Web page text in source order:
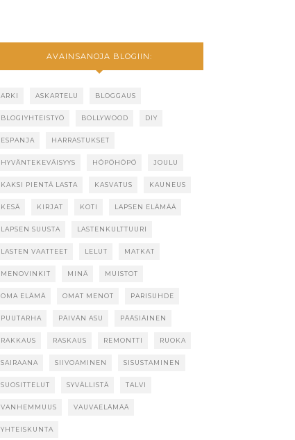
AVAINSANOJA BLOGIIN:
ARKI ASKARTELU BLOGGAUS
BLOGIYHTEISTYÖ BOLLYWOOD DIY
ESPANJA HARRASTUKSET
HYVÄNTEKEVÄISYYS HÖPÖHÖPÖ JOULU
KAKSI PIENTÄ LASTA KASVATUS KAUNEUS
KESÄ KIRJAT KOTI LAPSEN ELÄMÄÄ
LAPSEN SUUSTA LASTENKULTTUURI
LASTEN VAATTEET LELUT MATKAT
MENOVINKIT MINÄ MUISTOT
OMA ELÄMÄ OMAT MENOT PARISUHDE
PUUTARHA PÄIVÄN ASU PÄÄSIÄINEN
RAKKAUS RASKAUS REMONTTI RUOKA
SAIRAANA SIIVOAMINEN SISUSTAMINEN
SUOSITTELUT SYVÄLLISTÄ TALVI
VANHEMMUUS VAUVAELÄMÄÄ
YHTEISKUNTA